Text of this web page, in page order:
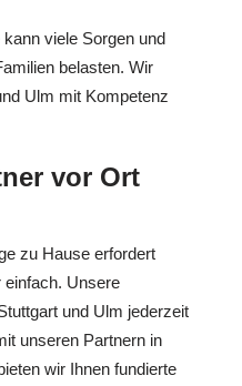
viele Sorgen und
belasten. Wir
Ulm mit Kompetenz
vor Ort
zu Hause erfordert
einfach. Unsere
und Ulm jederzeit
unseren Partnern in
wir Ihnen fundierte